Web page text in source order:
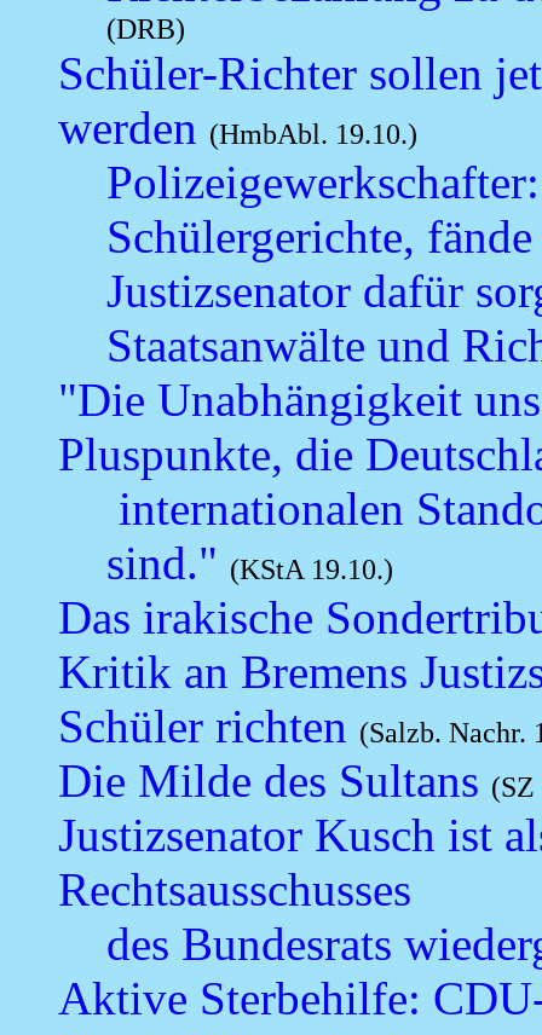
(DRB)
Schüler-Richter sollen
werden (HmbAbl. 19.10.)
Schülergerichte,
Justizsenator dafür
Staatsanwälte und
"Die Unabhängigkeit
Pluspunkte, die
internationalen
sind." (KStA 19.10.)
Das irakische
Kritik an Bremens
Schüler richten (Salzb. Nachr.
Die Milde des Sultans (SZ
Justizsenator Kusch ist
Rechtsausschusses
des Bundesrats
Aktive Sterbehilfe: